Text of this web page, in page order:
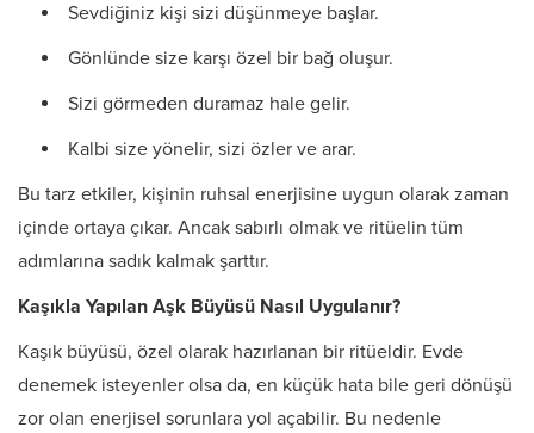
Sevdiğiniz kişi sizi düşünmeye başlar.
Gönlünde size karşı özel bir bağ oluşur.
Sizi görmeden duramaz hale gelir.
Kalbi size yönelir, sizi özler ve arar.
Bu tarz etkiler, kişinin ruhsal enerjisine uygun olarak zaman
içinde ortaya çıkar. Ancak sabırlı olmak ve ritüelin tüm
adımlarına sadık kalmak şarttır.
Kaşıkla Yapılan Aşk Büyüsü Nasıl Uygulanır?
Kaşık büyüsü, özel olarak hazırlanan bir ritüeldir. Evde
denemek isteyenler olsa da, en küçük hata bile geri dönüşü
zor olan enerjisel sorunlara yol açabilir. Bu nedenle